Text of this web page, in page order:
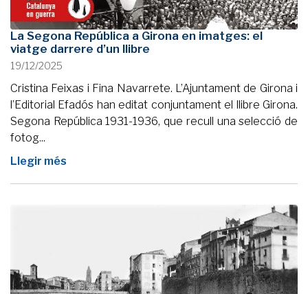
La Segona República a Girona en imatges: el
viatge darrere d’un llibre
19/12/2025
Cristina Feixas i Fina Navarrete. L’Ajuntament de Girona i
l’Editorial Efadós han editat conjuntament el llibre Girona.
Segona República 1931-1936, que recull una selecció de
fotog...
Llegir més